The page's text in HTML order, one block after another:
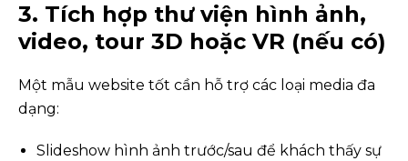
3. Tích hợp thư viện hình ảnh,
video, tour 3D hoặc VR (nếu có)
Một mẫu website tốt cần hỗ trợ các loại media đa
dạng:
Slideshow hình ảnh trước/sau để khách thấy sự